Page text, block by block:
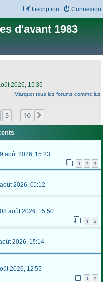
Connexion
Inscription
d'avant 1983
2026, 15:35
Marquer tous les forums comme lus
5 10
août 2026, 15:23
1 2 3
2026, 00:12
08 août 2026, 15:50
1 2
2026, 15:14
2026, 12:55
1 2